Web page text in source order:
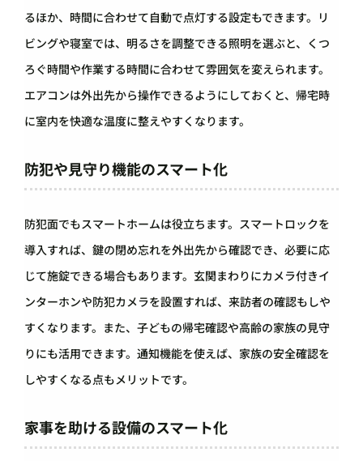
るほか、時間に合わせて自動で点灯する設定もできます。リ
ビングや寝室では、明るさを調整できる照明を選ぶと、くつ
ろぐ時間や作業する時間に合わせて雰囲気を変えられます。
エアコンは外出先から操作できるようにしておくと、帰宅時
に室内を快適な温度に整えやすくなります。
防犯や見守り機能のスマート化
防犯面でもスマートホームは役立ちます。スマートロックを
導入すれば、鍵の閉め忘れを外出先から確認でき、必要に応
じて施錠できる場合もあります。玄関まわりにカメラ付きイ
ンターホンや防犯カメラを設置すれば、来訪者の確認もしや
すくなります。また、子どもの帰宅確認や高齢の家族の見守
りにも活用できます。通知機能を使えば、家族の安全確認を
しやすくなる点もメリットです。
家事を助ける設備のスマート化